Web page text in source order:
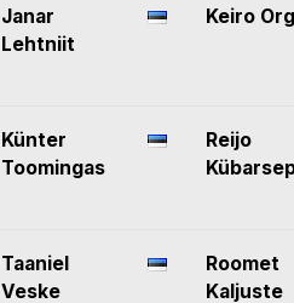
Janar
Lehtniit
Keiro
Künter
Toomingas
Reijo
Taaniel
Veske
Roomet
Kaljuste